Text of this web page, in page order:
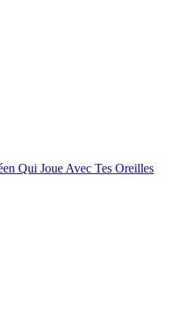
Qui Joue Avec Tes Oreilles